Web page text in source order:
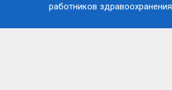
работников здравоохранения